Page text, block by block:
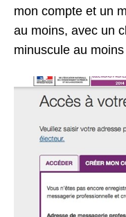
mon compte et un
au moins, avec un
minuscule au moins